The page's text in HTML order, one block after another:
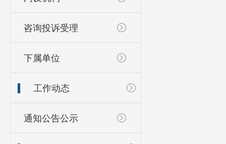
咨询投诉受理
下属单位
工作动态
通知公告公示